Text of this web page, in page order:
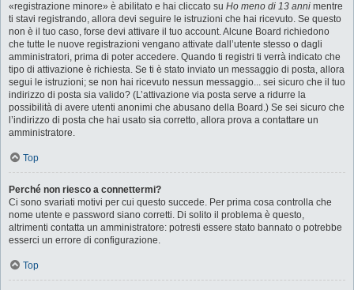
«registrazione minore» è abilitato e hai cliccato su Ho meno di 13 anni mentre
ti stavi registrando, allora devi seguire le istruzioni che hai ricevuto. Se questo
non è il tuo caso, forse devi attivare il tuo account. Alcune Board richiedono
che tutte le nuove registrazioni vengano attivate dall’utente stesso o dagli
amministratori, prima di poter accedere. Quando ti registri ti verrà indicato che
tipo di attivazione è richiesta. Se ti è stato inviato un messaggio di posta, allora
segui le istruzioni; se non hai ricevuto nessun messaggio... sei sicuro che il tuo
indirizzo di posta sia valido? (L’attivazione via posta serve a ridurre la
possibilità di avere utenti anonimi che abusano della Board.) Se sei sicuro che
l’indirizzo di posta che hai usato sia corretto, allora prova a contattare un
amministratore.
Top
Perché non riesco a connettermi?
Ci sono svariati motivi per cui questo succede. Per prima cosa controlla che
nome utente e password siano corretti. Di solito il problema è questo,
altrimenti contatta un amministratore: potresti essere stato bannato o potrebbe
esserci un errore di configurazione.
Top